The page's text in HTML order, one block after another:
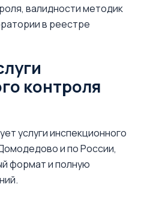
валидности методик
в реестре
контроля
услуги инспекционного
и по России,
формат и полную